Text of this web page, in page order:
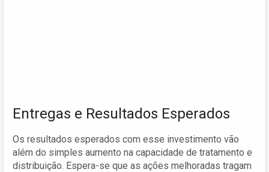
Entregas e Resultados Esperados
Os resultados esperados com esse investimento vão
além do simples aumento na capacidade de tratamento e
distribuição. Espera-se que as ações melhoradas tragam